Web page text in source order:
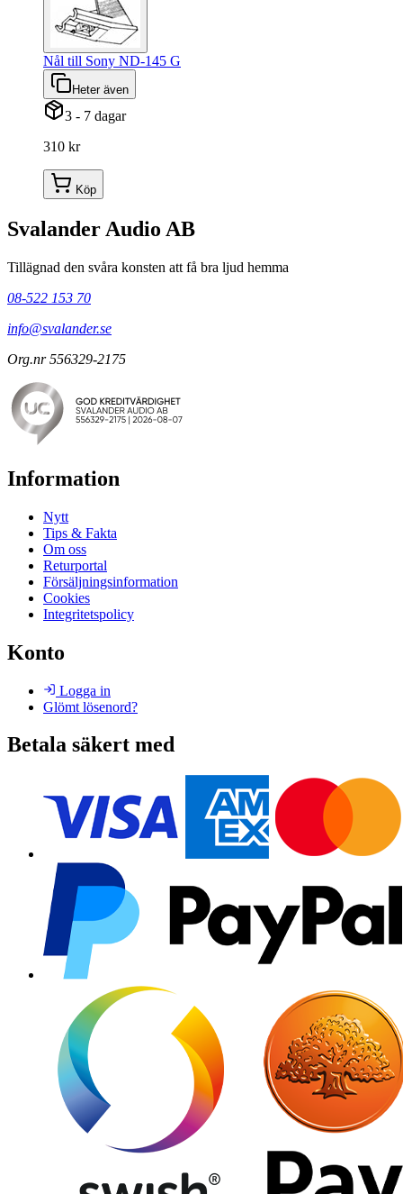
Nål till Sony ND-145 G
Heter även
3 - 7 dagar
310 kr
Köp
Svalander Audio AB
Tillägnad den svåra konsten att få bra ljud hemma
08-522 153 70
info@svalander.se
Org.nr 556329-2175
Information
Nytt
Tips & Fakta
Om oss
Returportal
Försäljningsinformation
Cookies
Integritetspolicy
Konto
Logga in
Glömt lösenord?
Betala säkert med